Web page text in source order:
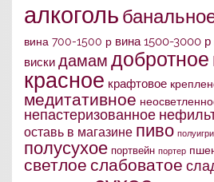
алкоголь
вина 700-1500 р вина 1500-3000 р
виски дамам добротное
красное крафтовое
медитативное
непастеризованное
оставь в магазине пиво
полусухое портвейн портер
светлое слабоватое